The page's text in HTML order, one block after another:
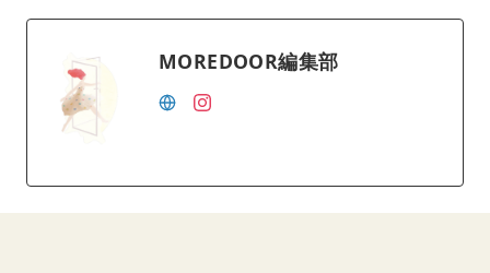
MOREDOOR編集部